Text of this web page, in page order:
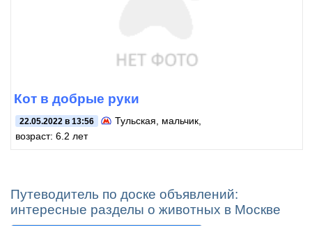
Кот в добрые руки
22.05.2022 в 13:56 Тульская , мальчик,
возраст: 6.2 лет
Путеводитель по доске объявлений:
интересные разделы о животных в Москве